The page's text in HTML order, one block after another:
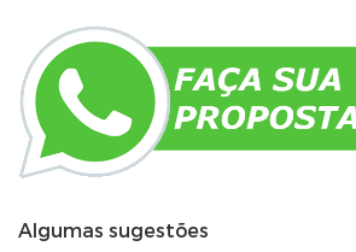
Algumas sugestões